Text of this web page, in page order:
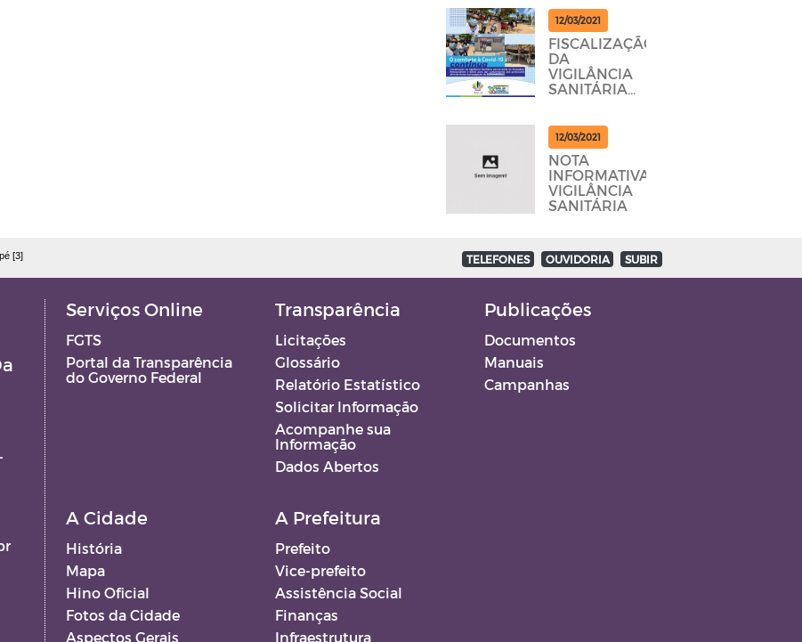
12/03/2021
FISCALIZAÇÃO
DA
VIGILÂNCIA
SANITÁRIA
POUSADAS,
RESTAURANTES
E BARES
PARA DAR
CUMPRINDO
OS
12/03/2021
NOTA
INFORMATIVA
VIGILÂNCIA
SANITÁRIA
[3] TELEFONES OUVIDORIA SUBIR
Serviços Online
FGTS
Portal da Transparência
do Governo Federal
Transparência
Licitações
Glossário
Relatório Estatístico
Solicitar Informação
Acompanhe sua
Informação
Dados Abertos
Publicações
Documentos
Manuais
Campanhas
A Cidade
História
Mapa
Hino Oficial
Fotos da Cidade
Aspectos Gerais
A Prefeitura
Prefeito
Vice-prefeito
Assistência Social
Finanças
Infraestrutura